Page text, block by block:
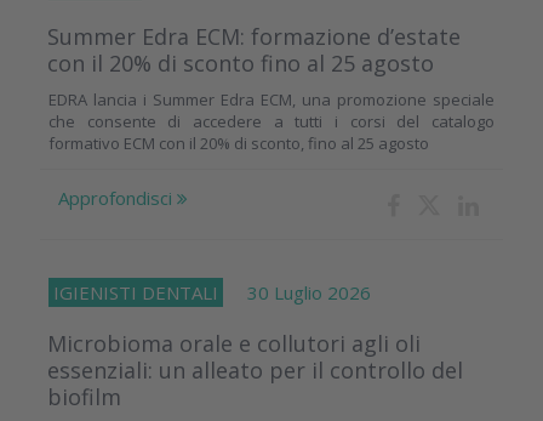
Summer Edra ECM: formazione d’estate
con il 20% di sconto fino al 25 agosto
EDRA lancia i Summer Edra ECM, una promozione speciale
che consente di accedere a tutti i corsi del catalogo
formativo ECM con il 20% di sconto, fino al 25 agosto
Approfondisci
IGIENISTI DENTALI 30 Luglio 2026
Microbioma orale e collutori agli oli
essenziali: un alleato per il controllo del
biofilm